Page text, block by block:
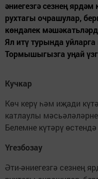
әниегезгә сезнең
рухтагы очрашулар,
көндәлек
Ял итү турында
Тормышыгызга уңай
Кучкар
Көч керү һәм иҗади
катлаулы
Белемне күтәрү
Үгезбозау
Әти-әниегезгә сезнең